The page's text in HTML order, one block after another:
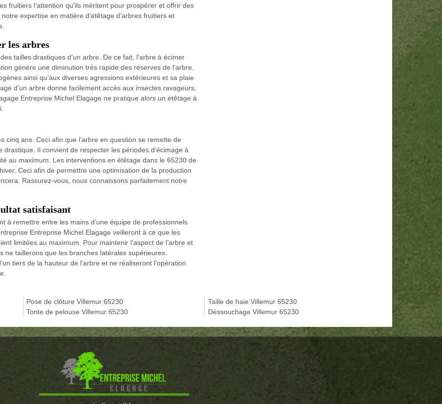
fruitiers l'attention qu'ils méritent pour prospérer et offrir des
expertise en matière d'étêtage d'arbres fruitiers et
les arbres
tailles drastiques d’un arbre. De ce fait, l’arbre à écimer
génère une diminution très rapide des réserves de l’arbre.
ainsi qu’aux diverses agressions extérieures et sa plaie
d’un arbre donne facilement accès aux insectes ravageurs,
Entreprise Michel Elagage ne pratique alors un étêtage à
cinq ans. Ceci afin que l’arbre en question se remette de
drastique. Il convient de respecter les périodes d’écimage à
au maximum. Les interventions en étêtage dans le 65230 de
Ceci afin de permettre une optimisation de la production
Rassurez-vous, nous connaissons parfaitement notre
satisfaisant
à remettre entre les mains d’une équipe de professionnels
Entreprise Michel Elagage veilleront à ce que les
limitées au maximum. Pour maintenir l’aspect de l’arbre et
taillerons que les branches latérales supérieures.
tiers de la hauteur de l’arbre et ne réaliseront l’opération
Pose de clôture Villemur 65230
Tonte de pelouse Villemur 65230
Taille de haie Villemur 65230
Déssouchage Villemur 65230